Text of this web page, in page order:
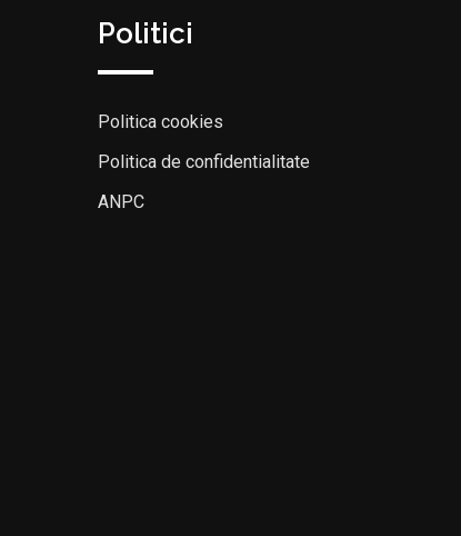
Politici
Politica cookies
Politica de confidentialitate
ANPC